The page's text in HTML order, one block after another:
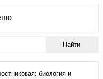
биология и